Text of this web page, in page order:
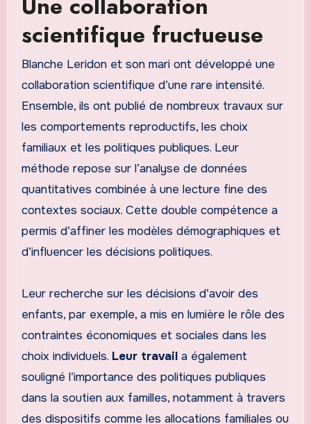
Une collaboration
scientifique fructueuse
Blanche Leridon et son mari ont développé une
collaboration scientifique d’une rare intensité.
Ensemble, ils ont publié de nombreux travaux sur
les comportements reproductifs, les choix
familiaux et les politiques publiques. Leur
méthode repose sur l’analyse de données
quantitatives combinée à une lecture fine des
contextes sociaux. Cette double compétence a
permis d’affiner les modèles démographiques et
d’influencer les décisions politiques.
Leur recherche sur les décisions d’avoir des
enfants, par exemple, a mis en lumière le rôle des
contraintes économiques et sociales dans les
choix individuels. Leur travaila également
souligné l’importance des politiques publiques
dans la soutien aux familles, notamment à travers
des dispositifs comme les allocations familiales ou